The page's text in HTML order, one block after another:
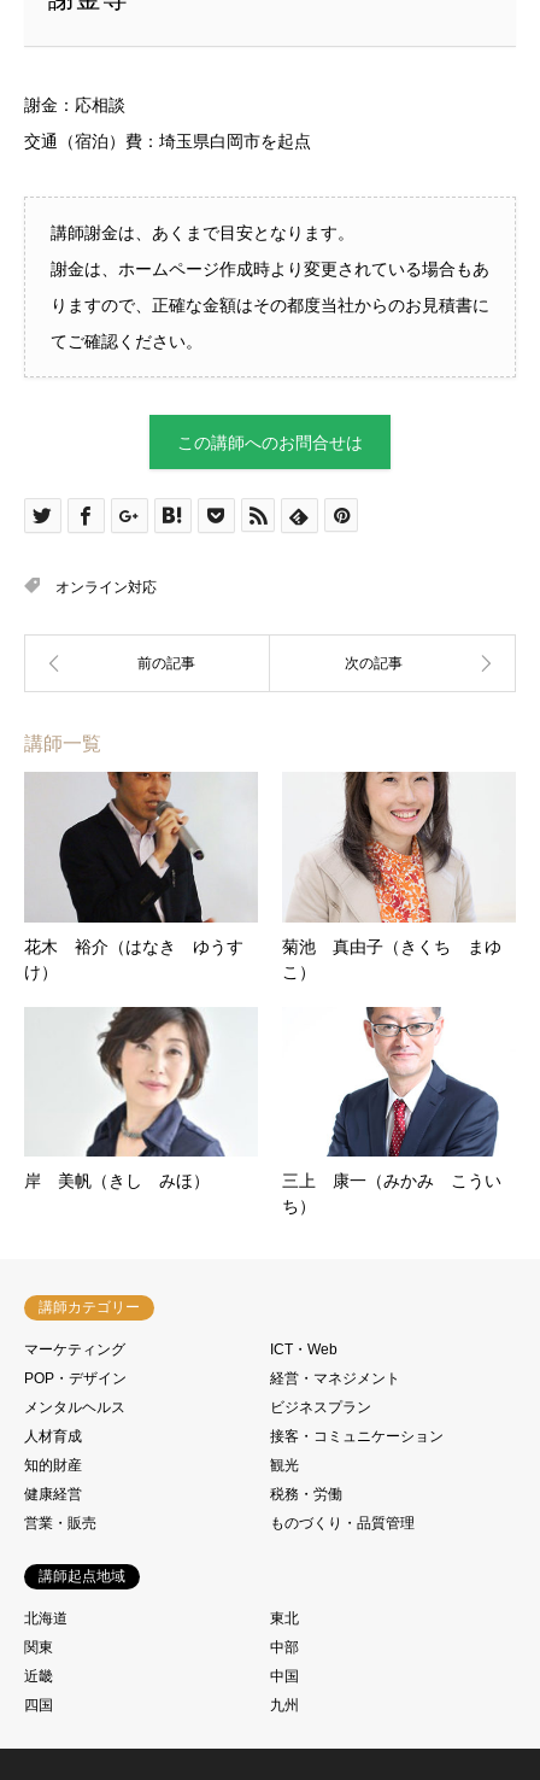
謝金：応相談
交通（宿泊）費：埼玉県白岡市を起点
講師謝金は、あくまで目安となります。
謝金は、ホームページ作成時より変更されている場合もあ
りますので、正確な金額はその都度当社からのお見積書に
てご確認ください。
この講師へのお問合せは
オンライン対応
講師一覧
花木 裕介（はなき ゆうす
け）
菊池 真由子（きくち まゆ
こ）
岸 美帆（きし みほ）
三上 康一（みかみ こうい
ち）
講師カテゴリー
マーケティング
ICT・Web
POP・デザイン
経営・マネジメント
メンタルヘルス
ビジネスプラン
人材育成
接客・コミュニケーション
知的財産
観光
健康経営
税務・労働
営業・販売
ものづくり・品質管理
講師起点地域
北海道
東北
関東
中部
近畿
中国
四国
九州